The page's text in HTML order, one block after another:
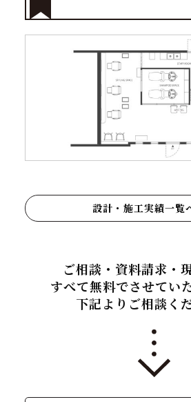
設計・施工実績一覧
ご相談・資料請求・
すべて無料でさせてい
下記よりご相談く